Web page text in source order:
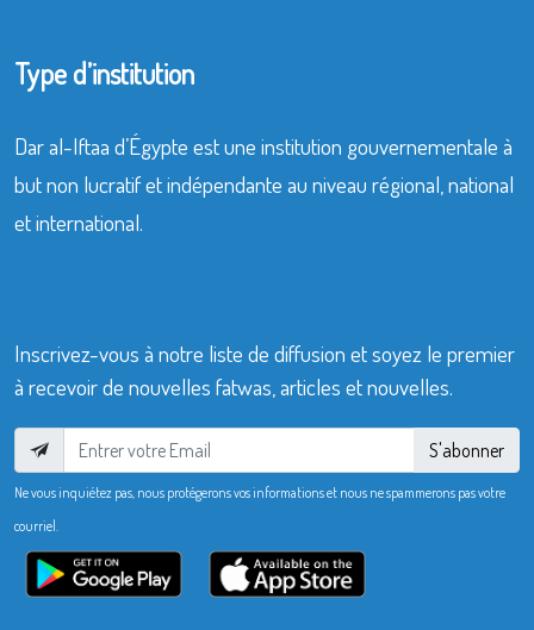
Type d’institution
Dar al-Iftaa d’Égypte est une institution gouvernementale à
but non lucratif et indépendante au niveau régional, national
et international.
Inscrivez-vous à notre liste de diffusion et soyez le premier
à recevoir de nouvelles fatwas, articles et nouvelles.
S'abonner
Ne vous inquiétez pas, nous protégerons vos informations et nous ne spammerons pas votre
courriel.